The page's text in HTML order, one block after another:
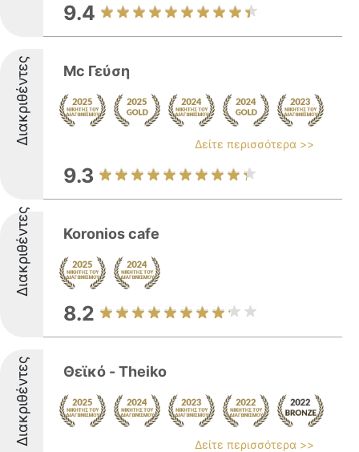
9.4
Διακριθέντες Mc Γεύση
Δείτε περισσότερα >>
9.3
Διακριθέντες Koronios cafe
8.2
Διακριθέντες Θεϊκό - Theiko
Δείτε περισσότερα >>